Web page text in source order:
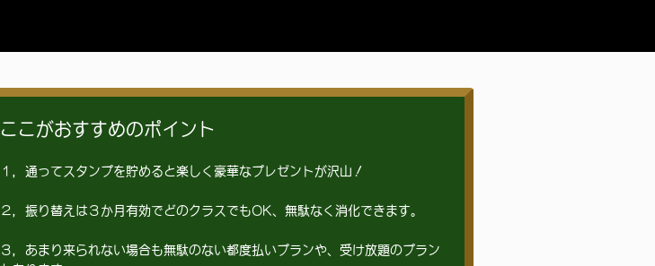
ここがおすすめのポイント
１，通ってスタンプを貯めると楽しく豪華なプレゼントが沢山！
２，振り替えは３か月有効でどのクラスでもOK、無駄なく消化できます。
３，あまり来られない場合も無駄のない都度払いプランや、受け放題のプラン